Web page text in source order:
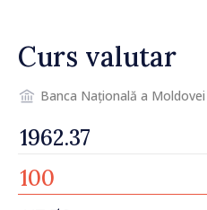
Curs valutar
Banca Națională a Moldovei